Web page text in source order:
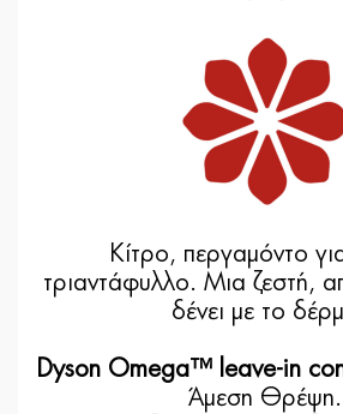
Κίτρο, περγαμόντο
τριαντάφυλλο. Μια ζεστή,
δένει με το
Dyson Omega™ leave-in
Άμεση Θρέψη.